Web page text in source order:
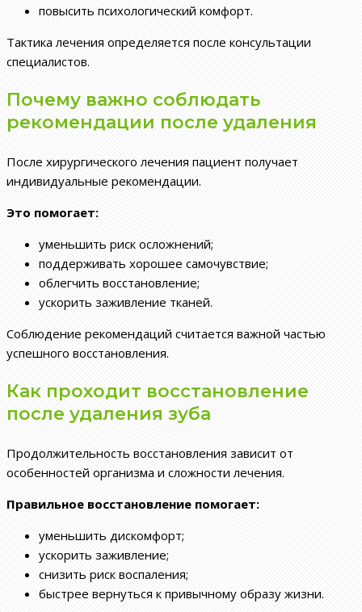
повысить психологический комфорт.
Тактика лечения определяется после консультации
специалистов.
Почему важно соблюдать
рекомендации после удаления
После хирургического лечения пациент получает
индивидуальные рекомендации.
Это помогает:
уменьшить риск осложнений;
поддерживать хорошее самочувствие;
облегчить восстановление;
ускорить заживление тканей.
Соблюдение рекомендаций считается важной частью
успешного восстановления.
Как проходит восстановление
после удаления зуба
Продолжительность восстановления зависит от
особенностей организма и сложности лечения.
Правильное восстановление помогает:
уменьшить дискомфорт;
ускорить заживление;
снизить риск воспаления;
быстрее вернуться к привычному образу жизни.